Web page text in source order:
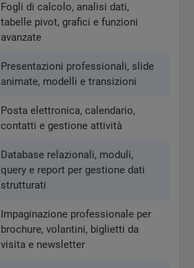
Fogli di calcolo, analisi dati,
tabelle pivot, grafici e funzioni
avanzate
Presentazioni professionali, slide
animate, modelli e transizioni
Posta elettronica, calendario,
contatti e gestione attività
Database relazionali, moduli,
query e report per gestione dati
strutturati
Impaginazione professionale per
brochure, volantini, biglietti da
visita e newsletter